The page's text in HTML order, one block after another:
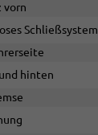
vorn
Schließsystem
hinten